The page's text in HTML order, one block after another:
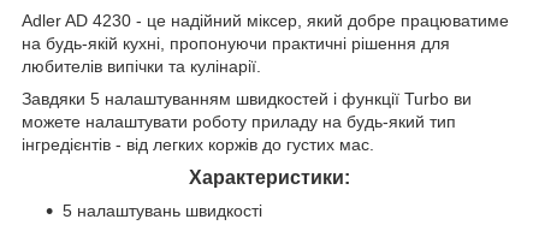
Adler AD 4230 - це надійний міксер, який добре працюватиме
на будь-якій кухні, пропонуючи практичні рішення для
любителів випічки та кулінарії.
Завдяки 5 налаштуванням швидкостей і функції Turbo ви
можете налаштувати роботу приладу на будь-який тип
інгредієнтів - від легких коржів до густих мас.
Характеристики:
5 налаштувань швидкості